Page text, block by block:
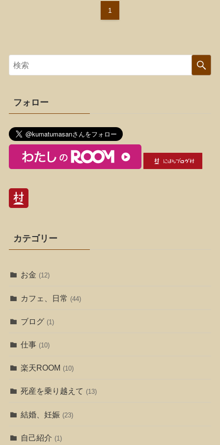
1
フォロー
カテゴリー
お金 (12)
カフェ、日常 (44)
ブログ (1)
仕事 (10)
楽天ROOM (10)
死産を乗り越えて (13)
結婚、妊娠 (23)
自己紹介 (1)